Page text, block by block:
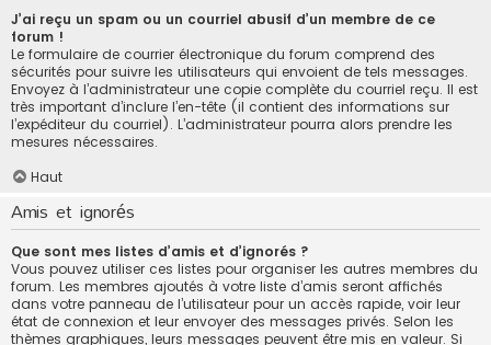
J’ai reçu un spam ou un courriel abusif d’un membre de ce
forum !
Le formulaire de courrier électronique du forum comprend des
sécurités pour suivre les utilisateurs qui envoient de tels messages.
Envoyez à l’administrateur une copie complète du courriel reçu. Il est
très important d’inclure l’en-tête (il contient des informations sur
l’expéditeur du courriel). L’administrateur pourra alors prendre les
mesures nécessaires.
Haut
Amis et ignorés
Que sont mes listes d’amis et d’ignorés ?
Vous pouvez utiliser ces listes pour organiser les autres membres du
forum. Les membres ajoutés à votre liste d’amis seront affichés
dans votre panneau de l’utilisateur pour un accès rapide, voir leur
état de connexion et leur envoyer des messages privés. Selon les
thèmes graphiques, leurs messages peuvent être mis en valeur. Si